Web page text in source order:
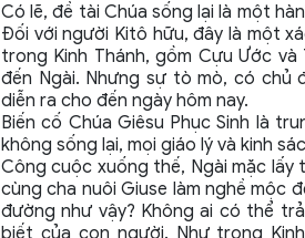
Có lẽ, đề tài Chúa sống lại là một
Đối với người Kitô hữu, đây là một
trong Kinh Thánh, gồm Cựu Ước
đến Ngài. Nhưng sự tò mò, có chủ
diễn ra cho đến ngày hôm nay.
Biến cố Chúa Giêsu Phục Sinh là
không sống lại, mọi giáo lý và kinh
Công cuộc xuống thế, Ngài mặc lấy
cùng cha nuôi Giuse làm nghề mộc
đường như vậy? Không ai có thể
biết của con người. Như trong